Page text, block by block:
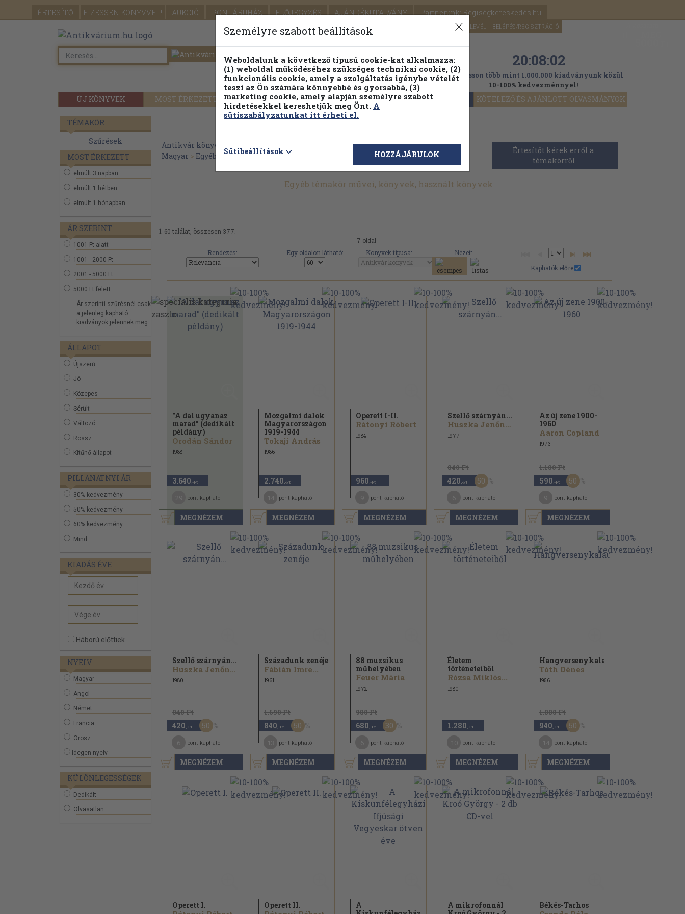
ÉRTESÍTŐ FIZESSEN KÖNYVVEL! AUKCIÓ PONTÁRUHÁZ ELŐJEGYZÉS AJÁNDÉKUTALVÁNY Partnerünk: Régiségkereskedés.hu
SEGÍTSÉG HÍRLEVÉL BELÉPÉS/REGISZTRÁCIÓ
ÚJ KÖNYVEK MOST ÉRKEZETT PILLANATNYI ÁRAINK FENNTARTHATÓ OLVASMÁNYOK KÖTELEZŐ ÉS AJÁNLOTT OLVASMÁNYOK
Részletes kereső Témaköri fa 20:08:00
Válogasson több mint 1.000.000 kiadványunk közül
10-100% kedvezménnyel!
TÉMAKÖR
Szűrések
MOST ÉRKEZETT
elmúlt 3 napban
elmúlt 1 hétben
elmúlt 1 hónapban
ÁR SZERINT
1001 Ft alatt
1001 - 2000 Ft
2001 - 5000 Ft
5000 Ft felett
Ár szerinti szűrésnél csak
a jelenleg kapható
kiadványok jelennek meg.
ÁLLAPOT
Újszerű
Jó
Közepes
Sérült
Változó
Rossz
Kitűnő állapot
PILLANATNYI ÁR
30% kedvezmény
50% kedvezmény
60% kedvezmény
Mind
KIADÁS ÉVE
Háború előttiek
NYELV
Magyar
Angol
Német
Francia
Orosz
Idegen nyelv
KÜLÖNLEGESSÉGEK
Dedikált
Olvasatlan
Antikvár könyvek Komolyzene>Korszakok>XX. század>
Magyar > Egyéb
Értesítőt kérek erről a
témakörről
Egyéb témakör művei, könyvek, használt könyvek
1-60 találat, összesen 377.
7 oldal
Rendezés:
Egy oldalon látható: Könyvek típusa:
Nézet:
Kaphatók előre:
MEGNÉZEM
"A dal ugyanaz
marad" (dedikált
példány)
Orodán Sándor
1988
3.640 ,-Ft
pont kapható
MEGNÉZEM
Mozgalmi dalok
Magyarországon
1919-1944
Tokaji András
1986
2.740 ,-Ft
pont kapható
MEGNÉZEM
Operett I-II.
Rátonyi Róbert
1984
960 ,-Ft
pont kapható
MEGNÉZEM
Szellő szárnyán...
Huszka Jenőné Arányi Mária
1977
840 Ft
420 ,-Ft 50
pont kapható
MEGNÉZEM
Az új zene 1900-
1960
Aaron Copland
1973
1.180 Ft
590 ,-Ft 50
pont kapható
MEGNÉZEM
Szellő szárnyán...
Huszka Jenőné Arányi Mária
1980
840 Ft
420 ,-Ft 50
pont kapható
MEGNÉZEM
Századunk zenéje
Fábián Imre...
1961
1.690 Ft
840 ,-Ft 50
pont kapható
MEGNÉZEM
88 muzsikus
műhelyében
Feuer Mária
1972
980 Ft
680 ,-Ft 30
pont kapható
MEGNÉZEM
Életem
történeteiből
Rózsa Miklós...
1980
1.280 ,-Ft
pont kapható
MEGNÉZEM
Hangversenykalauz
Tóth Dénes
1956
1.880 Ft
940 ,-Ft 50
pont kapható
Operett I. Operett II.
A
A mikrofonnál
Békés-Tarhos
Személyre szabott beállítások
Weboldalunk a következő típusú cookie-kat alkalmazza:
(1) weboldal működéséhez szükséges technikai cookie, (2)
funkcionális cookie, amely a szolgáltatás igénybe vételét
teszi az Ön számára könnyebbé és gyorsabbá, (3)
marketing cookie, amely alapján személyre szabott
hirdetésekkel kereshetjük meg Önt. A
sütiszabályzatunkat itt érheti el.
Sütibeállítások HOZZÁJÁRULOK